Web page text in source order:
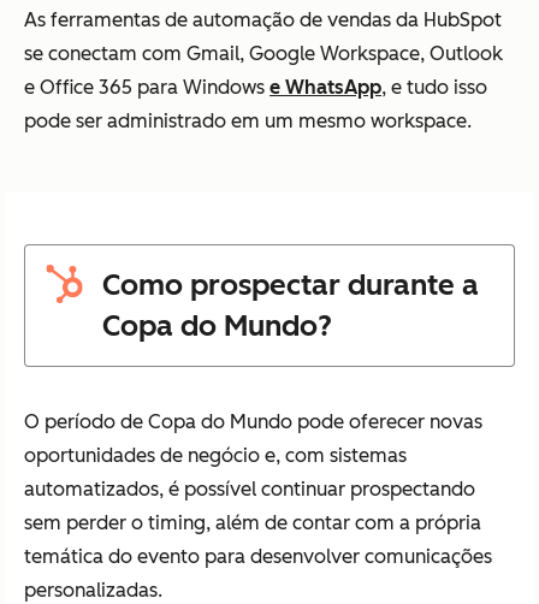
As ferramentas de automação de vendas da HubSpot
se conectam com Gmail, Google Workspace, Outlook
e Office 365 para Windows e WhatsApp, e tudo isso
pode ser administrado em um mesmo workspace.
Como prospectar durante a
Copa do Mundo?
O período de Copa do Mundo pode oferecer novas
oportunidades de negócio e, com sistemas
automatizados, é possível continuar prospectando
sem perder o timing, além de contar com a própria
temática do evento para desenvolver comunicações
personalizadas.